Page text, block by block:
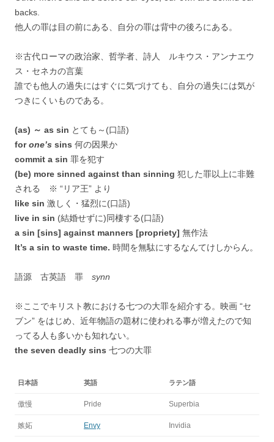
backs.
他人の罪は目の前にある、自分の罪は背中の後ろにある。
※古代ローマの政治家、哲学者、詩人 ルキウス・アンナエウ
ス・セネカの言葉
誰でも他人の過失にはすぐに気づけても、自分の過失には気が
つきにくいものである。
(as) ～ as sin とても～(口語)
forone’s sins 何の因果か
commit a sin 罪を犯す
(be) more sinned against than sinning 犯した罪以上に非難
される ※ “リア王” より
like sin 激しく・猛烈に(口語)
live in sin (結婚せずに)同棲する(口語)
a sin [sins] against manners [propriety] 無作法
It’s a sin to waste time. 時間を無駄にするなんてけしからん。
語源 古英語 罪 synn
※ここでキリスト教における七つの大罪を紹介する。映画 “セ
ブン” をはじめ、近年物語の題材に使われる事が増えたので知
ってる人も多いかも知れない。
the seven deadly sins 七つの大罪
日本語 英語 ラテン語
傲慢 Pride Superbia
嫉妬 Envy Invidia